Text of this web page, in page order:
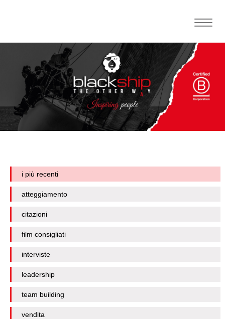
Toggle
i più recenti
atteggiamento
citazioni
film consigliati
interviste
leadership
team building
vendita